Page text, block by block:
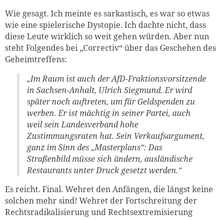
Wie gesagt. Ich meinte es sarkastisch, es war so etwas
wie eine spielerische Dystopie. Ich dachte nicht, dass
diese Leute wirklich so weit gehen würden. Aber nun
steht Folgendes bei „Correctiv“ über das Geschehen des
Geheimtreffens:
„Im Raum ist auch der AfD-Fraktionsvorsitzende
in Sachsen-Anhalt, Ulrich Siegmund. Er wird
später noch auftreten, um für Geldspenden zu
werben. Er ist mächtig in seiner Partei, auch
weil sein Landesverband hohe
Zustimmungsraten hat. Sein Verkaufsargument,
ganz im Sinn des „Masterplans“: Das
Straßenbild müsse sich ändern, ausländische
Restaurants unter Druck gesetzt werden.“
Es reicht. Final. Wehret den Anfängen, die längst keine
solchen mehr sind! Wehret der Fortschreitung der
Rechtsradikalisierung und Rechtsextremisierung